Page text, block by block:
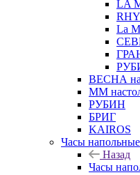
LA
La
ВЕСНА
ММ
РУБИН
БРИГ
KAIROS
Часы напольные
Назад
Часы